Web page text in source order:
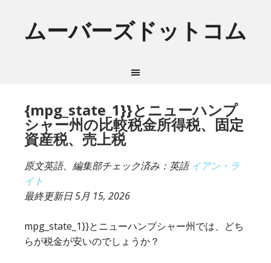
ムーバーズドットコム
{mpg_state_1}}とニューハンプ
シャー州の比較税金所得税、固定
資産税、売上税
原文英語、編集部チェック済み：英語イアン・ラ
イト
最終更新日5月 15, 2026
mpg_state_1}}とニューハンプシャー州では、どち
らが税金が安いのでしょうか？